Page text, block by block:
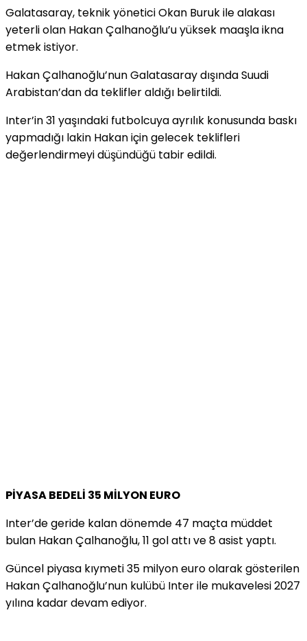
Galatasaray, teknik yönetici Okan Buruk ile alakası
yeterli olan Hakan Çalhanoğlu’u yüksek maaşla ikna
etmek istiyor.
Hakan Çalhanoğlu’nun Galatasaray dışında Suudi
Arabistan’dan da teklifler aldığı belirtildi.
Inter’in 31 yaşındaki futbolcuya ayrılık konusunda baskı
yapmadığı lakin Hakan için gelecek teklifleri
değerlendirmeyi düşündüğü tabir edildi.
PİYASA BEDELİ 35 MİLYON EURO
Inter’de geride kalan dönemde 47 maçta müddet
bulan Hakan Çalhanoğlu, 11 gol attı ve 8 asist yaptı.
Güncel piyasa kıymeti 35 milyon euro olarak gösterilen
Hakan Çalhanoğlu’nun kulübü Inter ile mukavelesi 2027
yılına kadar devam ediyor.